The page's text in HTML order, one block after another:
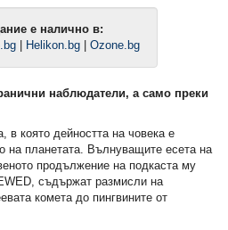
е налично в:
Helikon.bg Ozone.bg
наблюдатели, а само преки
в която дейността на човека е
на планетата. Вълнуващите есета на
продължение на подкаста му
съдържат размисли на
комета до пингвините от